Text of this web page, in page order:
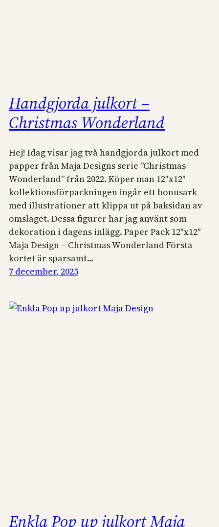
Handgjorda julkort –
Christmas Wonderland
Hej! Idag visar jag två handgjorda julkort med
papper från Maja Designs serie ”Christmas
Wonderland” från 2022. Köper man 12″x12″
kollektionsförpackningen ingår ett bonusark
med illustrationer att klippa ut på baksidan av
omslaget. Dessa figurer har jag använt som
dekoration i dagens inlägg. Paper Pack 12″x12″
Maja Design – Christmas Wonderland Första
kortet är sparsamt…
7 december, 2025
Enkla Pop up julkort Maja